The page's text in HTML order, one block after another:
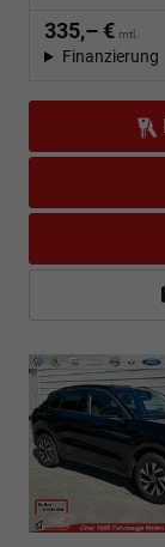
335,– € mtl.
Finanzierung